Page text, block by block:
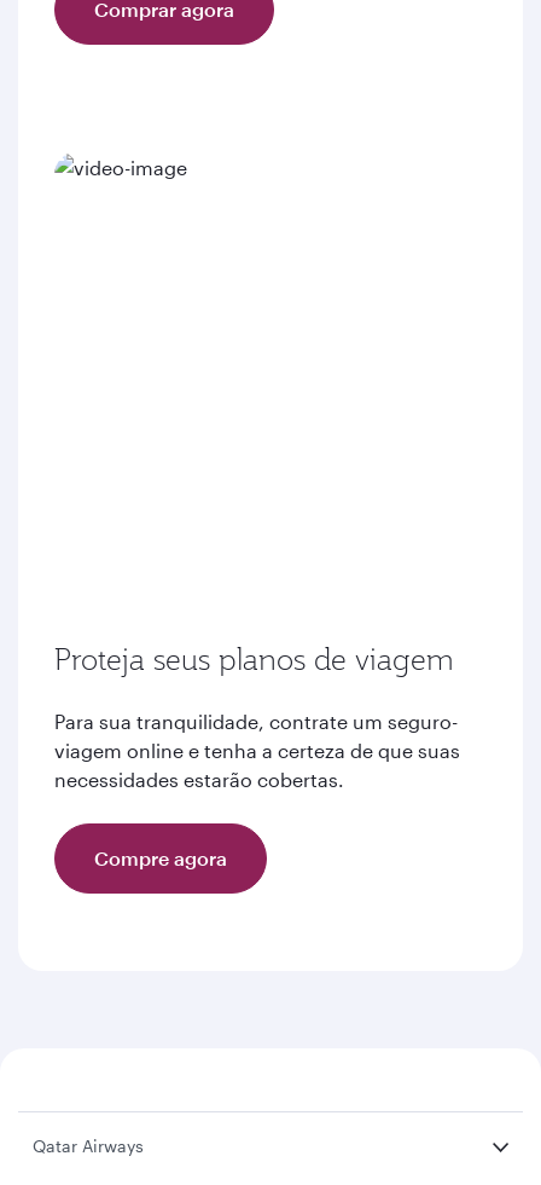
Comprar agora
Proteja seus planos de viagem
Para sua tranquilidade, contrate um seguro-
viagem online e tenha a certeza de que suas
necessidades estarão cobertas.
Compre agora
Qatar Airways